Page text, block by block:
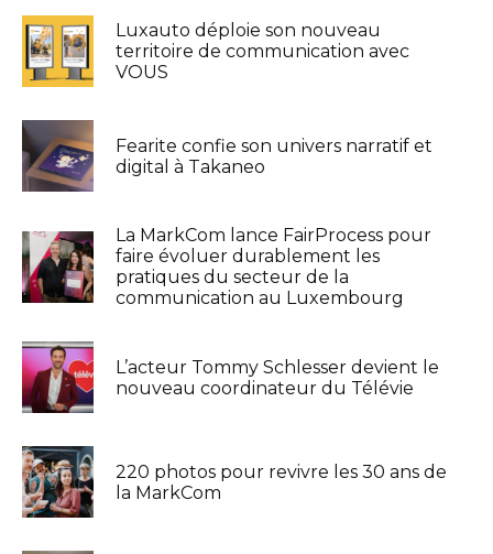
Luxauto déploie son nouveau
territoire de communication avec
VOUS
Fearite confie son univers narratif et
digital à Takaneo
La MarkCom lance FairProcess pour
faire évoluer durablement les
pratiques du secteur de la
communication au Luxembourg
L’acteur Tommy Schlesser devient le
nouveau coordinateur du Télévie
220 photos pour revivre les 30 ans de
la MarkCom